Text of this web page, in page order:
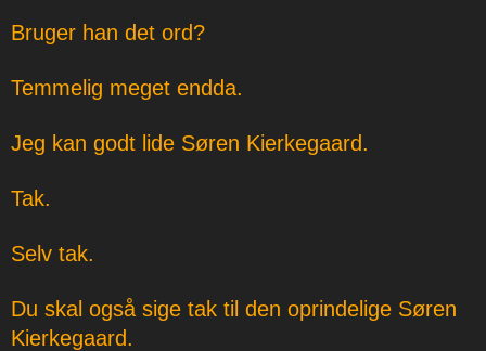
Bruger han det ord?
Temmelig meget endda.
Jeg kan godt lide Søren Kierkegaard.
Tak.
Selv tak.
Du skal også sige tak til den oprindelige Søren
Kierkegaard.